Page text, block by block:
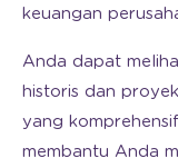
keuangan
Anda dapat
historis dan
yang
membantu Anda